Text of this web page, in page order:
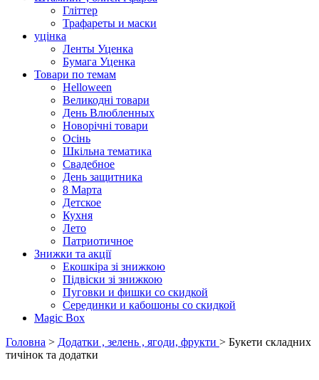
Гліттер
Трафареты и маски
уцінка
Ленты Уценка
Бумага Уценка
Товари по темам
Helloween
Великодні товари
День Влюбленных
Новорічні товари
Осінь
Шкільна тематика
Свадебное
День защитника
8 Марта
Детское
Кухня
Лето
Патриотичное
Знижки та акції
Екошкіра зі знижкою
Підвіски зі знижкою
Пуговки и фишки со скидкой
Серединки и кабошоны со скидкой
Magic Box
Головна > Додатки , зелень , ягоди, фрукти > Букети складних
тичінок та додатки